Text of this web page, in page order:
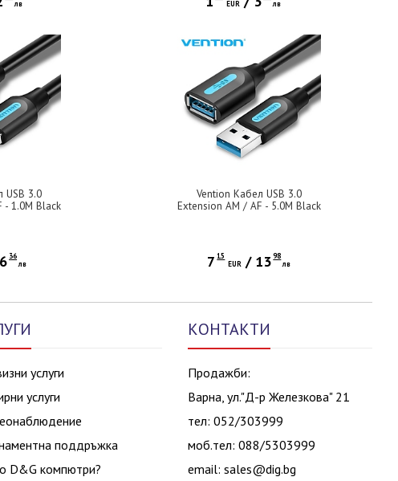
лв
EUR
лв
USB 3.0
- 1.0M Black
6 36
лв
Vention Кабел USB 3.0
Extension AM / AF - 5.0M Black
7 15
EUR / 13 98
лв
услуги
услуги
поддръжка
D&G компютри?
КОНТАКТИ
Продажби:
Варна, ул."Д-р Железкова" 21
тел: 052/303999
моб.тел: 088/5303999
email: sales@dig.bg